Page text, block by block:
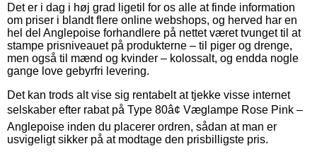
Det er i dag i høj grad ligetil for os alle at finde information
om priser i blandt flere online webshops, og herved har en
hel del Anglepoise forhandlere på nettet været tvunget til at
stampe prisniveauet på produkterne – til piger og drenge,
men også til mænd og kvinder – kolossalt, og endda nogle
gange love gebyrfri levering.
Det kan trods alt vise sig rentabelt at tjekke visse internet
selskaber efter rabat på Type 80â¢ Væglampe Rose Pink –
Anglepoise inden du placerer ordren, sådan at man er
usvigeligt sikker på at modtage den prisbilligste pris.